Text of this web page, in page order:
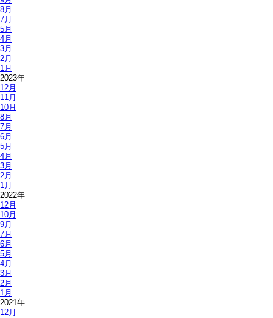
8月
7月
5月
4月
3月
2月
1月
2023年
12月
11月
10月
8月
7月
6月
5月
4月
3月
2月
1月
2022年
12月
10月
9月
7月
6月
5月
4月
3月
2月
1月
2021年
12月